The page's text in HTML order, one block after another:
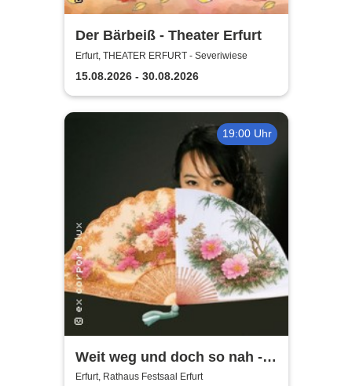
Der Bärbeiß - Theater Erfurt
Erfurt, THEATER ERFURT - Severiwiese
15.08.2026 - 30.08.2026
19:00 Uhr
Weit weg und doch so nah -
Sopranistin Yoora Lee-Hoff |
Erfurt, Rathaus Festsaal Erfurt